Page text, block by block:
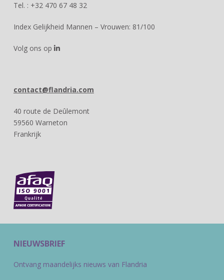
Tel. : +32 470 67 48 32
Index Gelijkheid Mannen – Vrouwen: 81/100
Volg ons op
contact@flandria.com
40 route de Deûlemont
59560 Warneton
Frankrijk
NIEUWSBRIEF
Ontvang maandelijks nieuws van Flandria